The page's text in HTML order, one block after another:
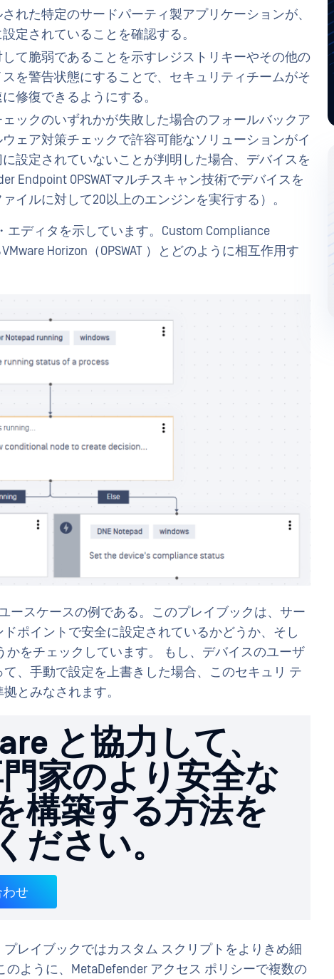
れた特定のサードパーティ製アプリケーションが、
定されていることを確認する。
て脆弱であることを示すレジストリキーやその他の
を警告状態にすることで、セキュリティチームがそ
修復できるようにする。
ックのいずれかが失敗した場合のフォールバックア
ェア対策チェックで許容可能なソリューションがイ
設定されていないことが判明した場合、デバイスを
Endpoint OPSWATマルチスキャン技術でデバイスを
イルに対して20以上のエンジンを実行する）。
ディタを示しています。Custom Compliance
Horizon（OPSWAT ）とどのように相互作用す
ースケースの例である。このプレイブックは、サー
ポイントで安全に設定されているかどうか、そし
をチェックしています。 もし、デバイスのユーザ
、手動で設定を上書きした場合、このセキュリ テ
とみなされます。
と協力して、
門家のより安全な
構築する方法を
ださい。
わせ
レイブックではカスタム スクリプトをよりきめ細
ように、MetaDefender アクセス ポリシーで複数の